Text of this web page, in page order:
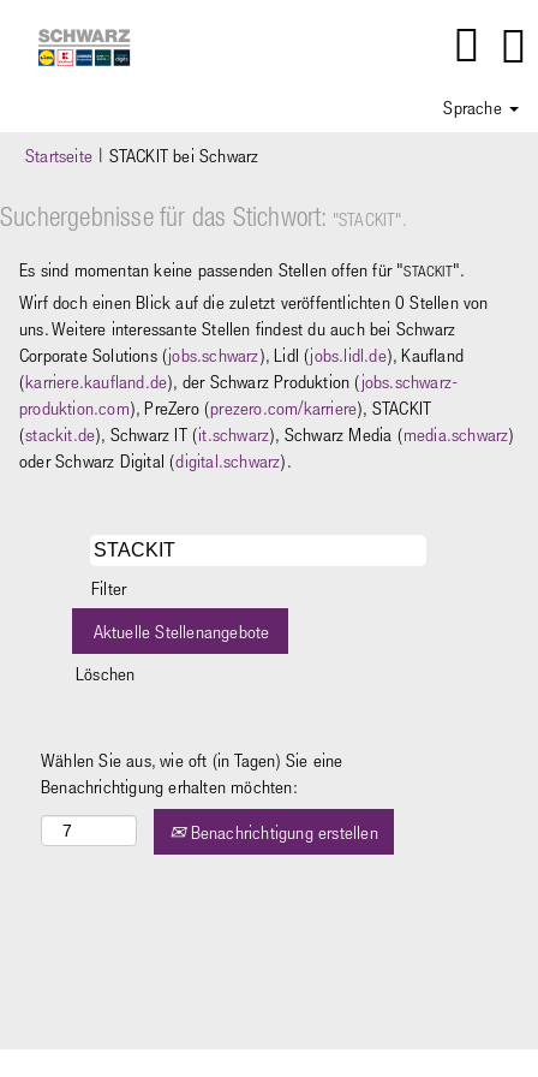
Sprache
Startseite | STACKIT bei Schwarz(aktuelle
Suchergebnisse für das Stichwort: "STACKIT".
Es sind momentan keine passenden Stellen offen für "STACKIT".
Wirf doch einen Blick auf die zuletzt veröffentlichten 0 Stellen von
uns. Weitere interessante Stellen findest du auch bei Schwarz
Corporate Solutions (jobs.schwarz), Lidl (jobs.lidl.de), Kaufland
(karriere.kaufland.de), der Schwarz Produktion (jobs.schwarz-
produktion.com), PreZero (prezero.com/karriere), STACKIT
(stackit.de), Schwarz IT (it.schwarz), Schwarz Media (media.schwarz)
oder Schwarz Digital (digital.schwarz).
Filter
Löschen
Wählen Sie aus, wie oft (in Tagen) Sie eine
Benachrichtigung erhalten möchten:
Benachrichtigung erstellen